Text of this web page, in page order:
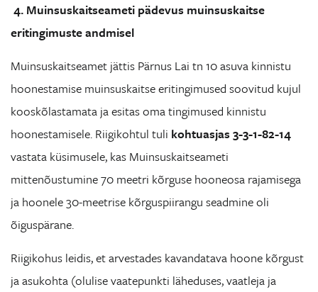
4. Muinsuskaitseameti pädevus muinsuskaitse
eritingimuste andmisel
Muinsuskaitseamet jättis Pärnus Lai tn 10 asuva kinnistu
hoonestamise muinsuskaitse eritingimused soovitud kujul
kooskõlastamata ja esitas oma tingimused kinnistu
hoonestamisele. Riigikohtul tuli kohtuasjas 3-3-1-82-14
vastata küsimusele, kas Muinsuskaitseameti
mittenõustumine 70 meetri kõrguse hooneosa rajamisega
ja hoonele 30-meetrise kõrguspiirangu seadmine oli
õiguspärane.
Riigikohus leidis, et arvestades kavandatava hoone kõrgust
ja asukohta (olulise vaatepunkti läheduses, vaatleja ja